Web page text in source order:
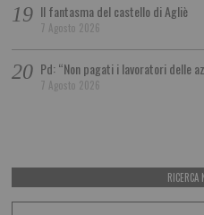
Il fantasma del castello di Agliè
7 Agosto 2026
Pd: “Non pagati i lavoratori delle
7 Agosto 2026